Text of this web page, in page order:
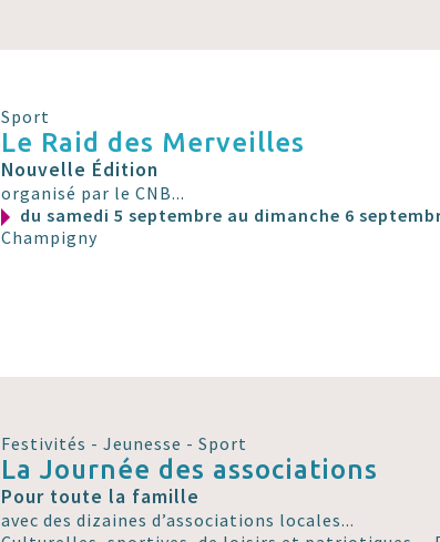
Sport
Le Raid des Merveilles
Nouvelle Édition
organisé par le CNB...
du samedi 5 septembre au dimanche 6
Champigny
Festivités - Jeunesse - Sport
La Journée des associations
Pour toute la famille
avec des dizaines d’associations locales...